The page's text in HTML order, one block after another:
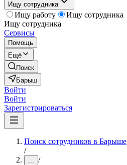
Ищу сотрудника
Ищу работу
Ищу сотрудника
Ищу сотрудника
Сервисы
Помощь
Ещё
Поиск
Барыш
Войти
Войти
Зарегистрироваться
Поиск сотрудников в Барыше
/
... /